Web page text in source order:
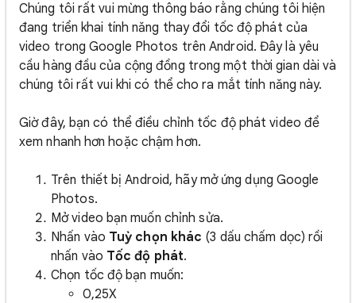
Chúng tôi rất vui mừng thông báo rằng chúng tôi hiện
đang triển khai tính năng thay đổi tốc độ phát của
video trong Google Photos trên Android. Đây là yêu
cầu hàng đầu của cộng đồng trong một thời gian dài và
chúng tôi rất vui khi có thể cho ra mắt tính năng này.
Giờ đây, bạn có thể điều chỉnh tốc độ phát video để
xem nhanh hơn hoặc chậm hơn.
Trên thiết bị Android, hãy mở ứng dụng Google
Photos.
Mở video bạn muốn chỉnh sửa.
Nhấn vào Tuỳ chọn khác (3 dấu chấm dọc) rồi
nhấn vào Tốc độ phát.
Chọn tốc độ bạn muốn:
0,25X